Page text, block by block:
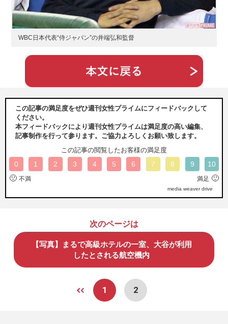
WBC日本代表“侍ジャパン”の井端弘和監督
この記事の満足度をぜひ週刊女性プライムにフィードバックして
ください。
本フィードバックにより週刊女性プライムは満足度の高い編集、
記事制作を行って参ります。ご協力よろしくお願い致します。
この記事の閲覧したお客様の満足度
0 1 2 3 4 5 6 7 8 9 10
🙁 不満 満足 🙂
media weaver drive
次のページは
【写真】まるで高級ホテルの一室、大谷が利用
したとされる航空機内
1 2